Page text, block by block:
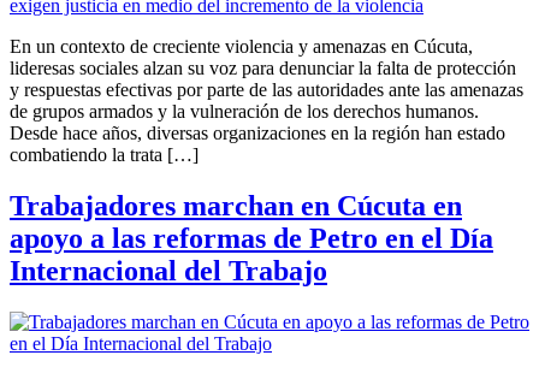
En un contexto de creciente violencia y amenazas en Cúcuta,
lideresas sociales alzan su voz para denunciar la falta de protección
y respuestas efectivas por parte de las autoridades ante las amenazas
de grupos armados y la vulneración de los derechos humanos.
Desde hace años, diversas organizaciones en la región han estado
combatiendo la trata […]
Trabajadores marchan en Cúcuta en
apoyo a las reformas de Petro en el Día
Internacional del Trabajo